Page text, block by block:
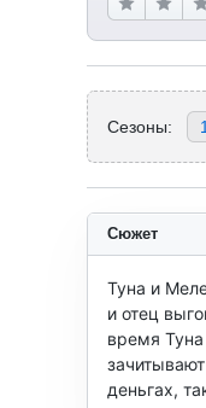
Сезоны: 1
Сюжет
Туна и
и отец
время
деньгах,